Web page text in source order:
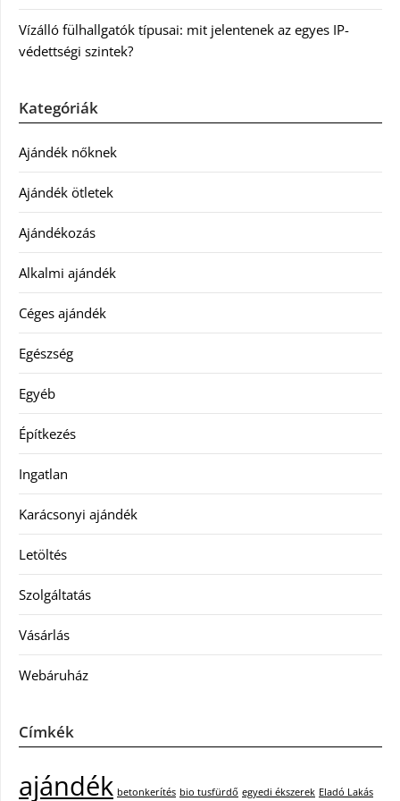
Vízálló fülhallgatók típusai: mit jelentenek az egyes IP-
védettségi szintek?
Kategóriák
Ajándék nőknek
Ajándék ötletek
Ajándékozás
Alkalmi ajándék
Céges ajándék
Egészség
Egyéb
Építkezés
Ingatlan
Karácsonyi ajándék
Letöltés
Szolgáltatás
Vásárlás
Webáruház
Címkék
ajándék betonkerítés bio tusfürdő egyedi ékszerek Eladó Lakás